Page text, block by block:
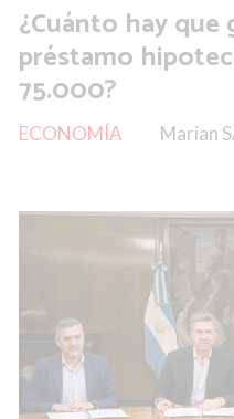
¿Cuánto hay que
préstamo
75.000?
Marian
ECONOMÍA